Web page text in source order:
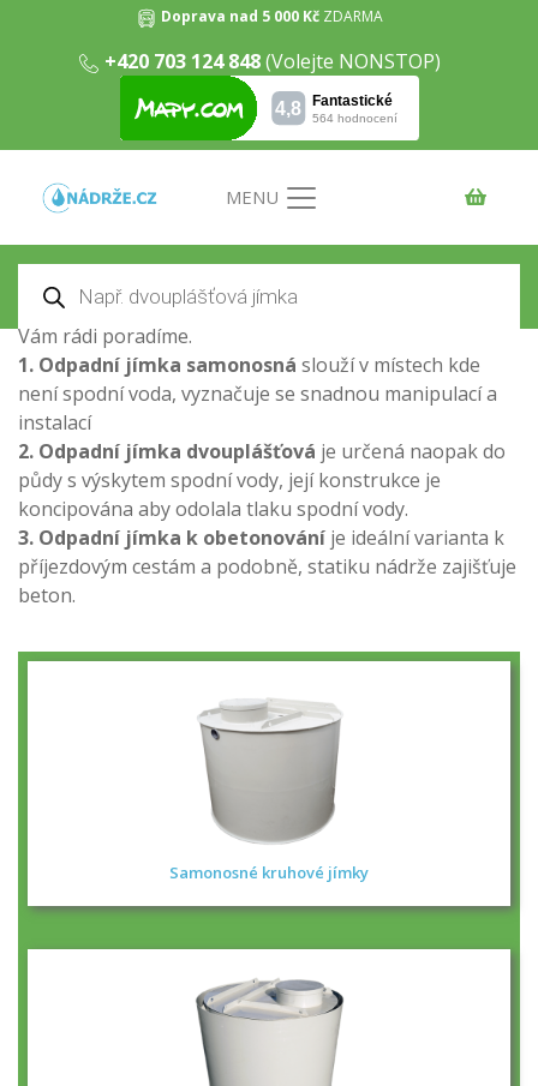
Doprava nad 5 000 Kč ZDARMA
+420 703 124 848(Volejte NONSTOP)
MENU
Products
search
Odpadní jímky
Odpadní jímky
/ Stránka 2
Odpadní jímkanebo chcete-li také splašková jímka je
WC.Jímkaje bezodtoková nádoba určená na vyvážení,
proto je důležité správně zvolit její velikost dle provozu
a vytížení a správné konstrukční řešení. U trvale
rekreačních objektů. S výběrem vhodné
Vám rádi poradíme.
1. Odpadní jímka samonosná slouží v místech kde
není spodní voda, vyznačuje se snadnou manipulací a
instalací
2. Odpadní jímka dvouplášťová je určená naopak do
půdy s výskytem spodní vody, její konstrukce je
koncipována aby odolala tlaku spodní vody.
3. Odpadní jímka k obetonování je ideální varianta k
příjezdovým cestám a podobně, statiku nádrže zajišťuje
beton.
Samonosné kruhové jímky